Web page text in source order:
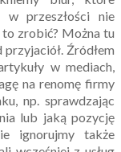
w przeszłości nie
to zrobić? Można tu
Źródłem
w mediach,
na renomę firmy
np. sprawdzając
lub jaką pozycję
ignorujmy także